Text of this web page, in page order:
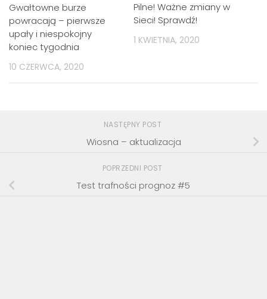
Gwałtowne burze
powracają – pierwsze
upały i niespokojny
koniec tygodnia
10 CZERWCA, 2020
Pilne! Ważne zmiany w
Sieci! Sprawdź!
1 KWIETNIA, 2020
NASTĘPNY POST
Wiosna – aktualizacja
POPRZEDNI POST
Test trafności prognoz #5